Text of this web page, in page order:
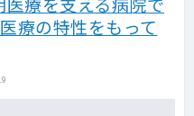
療の特性をもって